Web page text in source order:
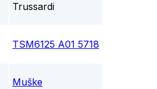
Trussardi
TSM6125 A01 5718
Muške